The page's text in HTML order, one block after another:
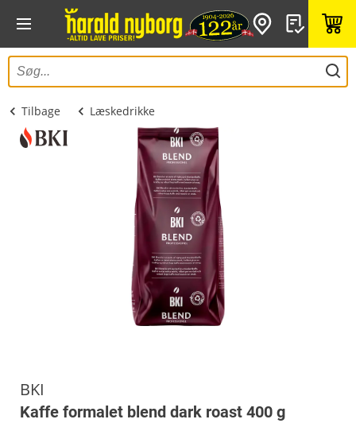
Tilbage Læskedrikke
BKI
Kaffe formalet blend dark roast 400 g